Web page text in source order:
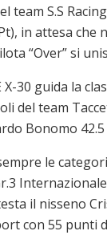
team S.S
in attesa che
“Over” si
30 guida la
del team
Bonomo
le
il nisseno
con 55 punti